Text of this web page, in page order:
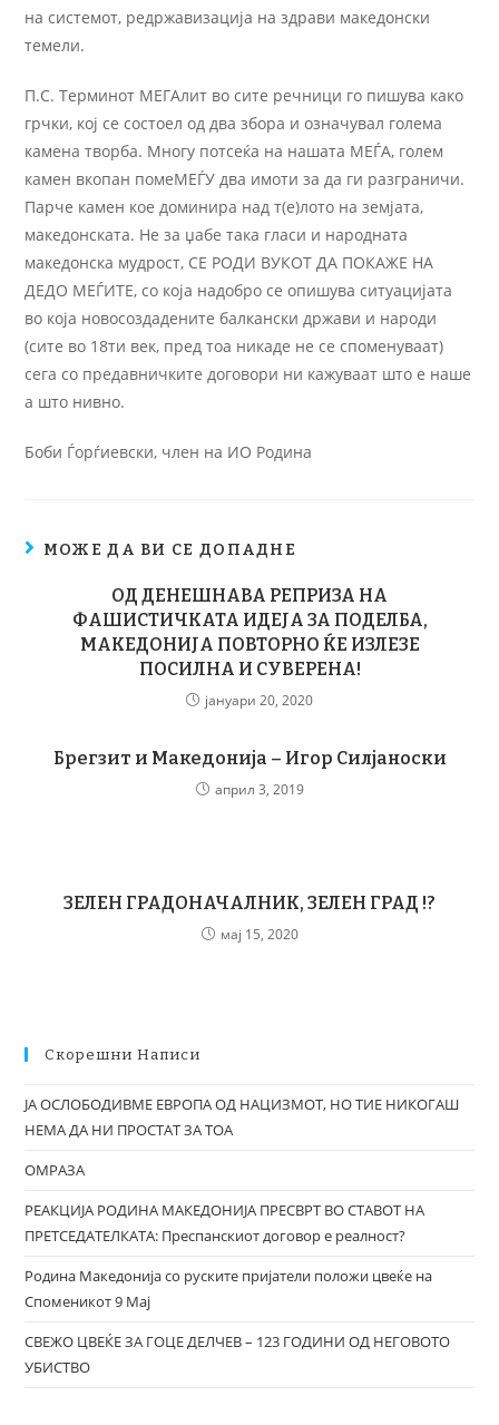
на системот, редржавизација на здрави македонски
темели.
П.С. Терминот МЕГАлит во сите речници го пишува како
грчки, кој се состоел од два збора и означувал голема
камена творба. Многу потсеќа на нашата МЕЃА, голем
камен вкопан помеМЕЃУ два имоти за да ги разграничи.
Парче камен кое доминира над т(е)лото на земјата,
македонската. Не за џабе така гласи и народната
македонска мудрост, СЕ РОДИ ВУКОТ ДА ПОКАЖЕ НА
ДЕДО МЕЃИТЕ, со која надобро се опишува ситуацијата
во која новосоздадените балкански држави и народи
(сите во 18ти век, пред тоа никаде не се споменуваат)
сега со предавничките договори ни кажуваат што е наше
а што нивно.
Боби Ѓорѓиевски, член на ИО Родина
МОЖЕ ДА ВИ СЕ ДОПАДНЕ
ОД ДЕНЕШНАВА РЕПРИЗА НА
ФАШИСТИЧКАТА ИДЕЈА ЗА ПОДЕЛБА,
МАКЕДОНИЈА ПОВТОРНО ЌЕ ИЗЛЕЗЕ
ПОСИЛНА И СУВЕРЕНА!
јануари 20, 2020
Брегзит и Македонија – Игор Силјаноски
април 3, 2019
ЗЕЛЕН ГРАДОНАЧАЛНИК, ЗЕЛЕН ГРАД !?
мај 15, 2020
Скорешни Написи
ЈА ОСЛОБОДИВМЕ ЕВРОПА ОД НАЦИЗМОТ, НО ТИЕ НИКОГАШ
НЕМА ДА НИ ПРОСТАТ ЗА ТОА
ОМРАЗА
РЕАКЦИЈА РОДИНА МАКЕДОНИЈА ПРЕСВРТ ВО СТАВОТ НА
ПРЕТСЕДАТЕЛКАТА: Преспанскиот договор е реалност?
Родина Македонија со руските пријатели положи цвеќе на
Споменикот 9 Мај
СВЕЖО ЦВЕЌЕ ЗА ГОЦЕ ДЕЛЧЕВ – 123 ГОДИНИ ОД НЕГОВОТО
УБИСТВО